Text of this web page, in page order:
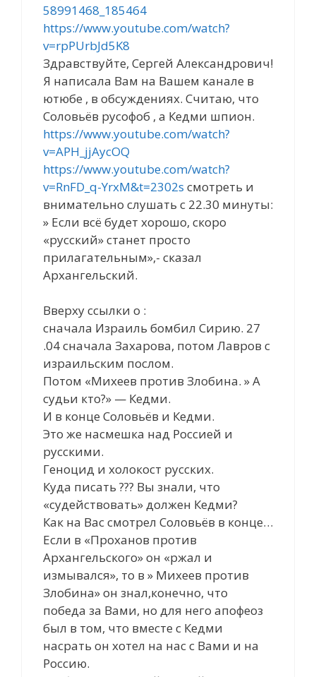
58991468_185464
https://www.youtube.com/watch?
v=rpPUrbJd5K8
Здравствуйте, Сергей Александрович!
Я написала Вам на Вашем канале в
ютюбе , в обсуждениях. Считаю, что
Соловьёв русофоб , а Кедми шпион.
https://www.youtube.com/watch?
v=APH_jjAycOQ
https://www.youtube.com/watch?
v=RnFD_q-YrxM&t=2302s смотреть и
внимательно слушать с 22.30 минуты:
» Если всё будет хорошо, скоро
«русский» станет просто
прилагательным»,- сказал
Архангельский.
Вверху ссылки о :
сначала Израиль бомбил Сирию. 27
.04 сначала Захарова, потом Лавров с
израильским послом.
Потом «Михеев против Злобина. » А
судьи кто?» — Кедми.
И в конце Соловьёв и Кедми.
Это же насмешка над Россией и
русскими.
Геноцид и холокост русских.
Куда писать ??? Вы знали, что
«судействовать» должен Кедми?
Как на Вас смотрел Соловьёв в конце…
Если в «Проханов против
Архангельского» он «ржал и
измывался», то в » Михеев против
Злобина» он знал,конечно, что
победа за Вами, но для него апофеоз
был в том, что вместе с Кедми
насрать он хотел на нас с Вами и на
Россию.